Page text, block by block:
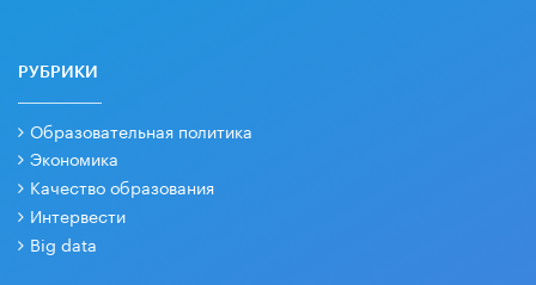
РУБРИКИ
Образовательная политика
Экономика
Качество образования
Интервести
Big data